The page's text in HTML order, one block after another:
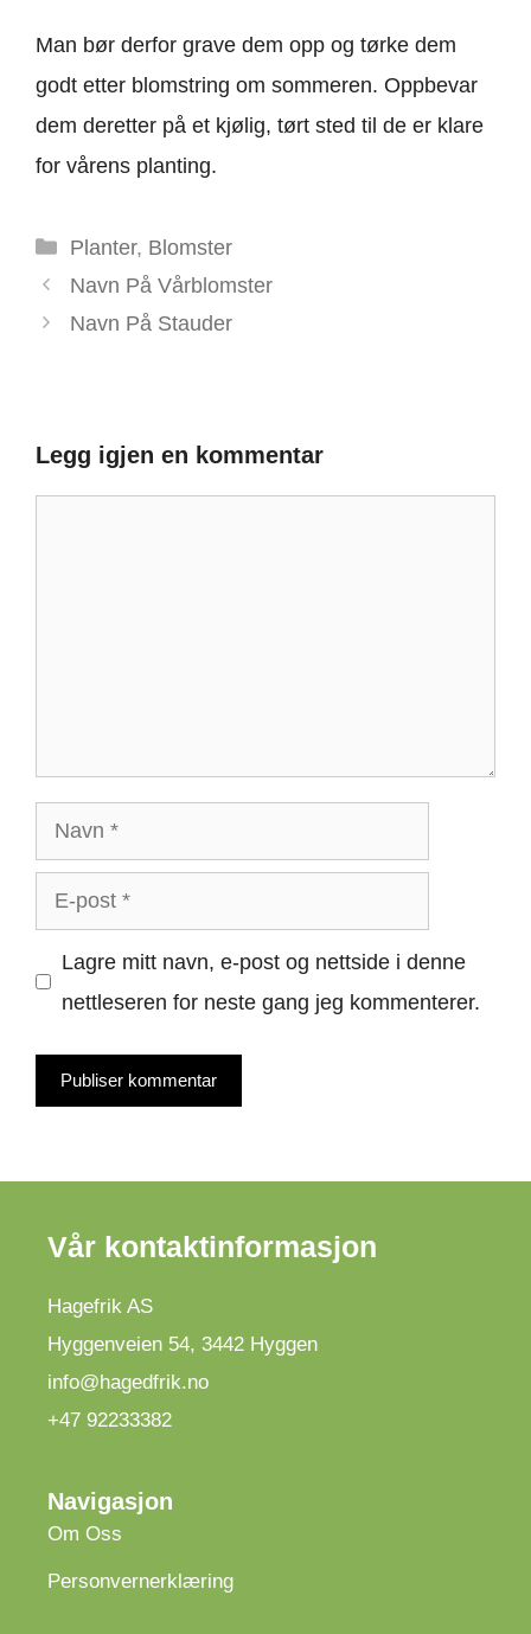
Man bør derfor grave dem opp og tørke dem
godt etter blomstring om sommeren. Oppbevar
dem deretter på et kjølig, tørt sted til de er klare
for vårens planting.
Kategorier
Planter, Blomster
Navn På Vårblomster
Navn På Stauder
Legg igjen en kommentar
Navn
post
Lagre mitt navn, e-post og nettside i denne
nettleseren for neste gang jeg kommenterer.
Vår kontaktinformasjon
Hagefrik AS
Hyggenveien 54, 3442 Hyggen
info@hagedfrik.no
+47 92233382
Navigasjon
Om Oss
Personvernerklæring